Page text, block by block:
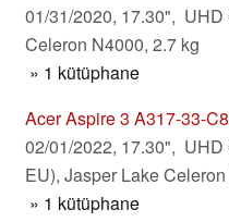
01/31/2020, 17.30",
Celeron N4000, 2.7 kg
» 1 kütüphane
Acer Aspire 3 A317-33-
02/01/2022, 17.30",
EU), Jasper Lake
» 1 kütüphane